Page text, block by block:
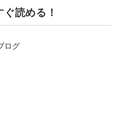
読める！
ログ